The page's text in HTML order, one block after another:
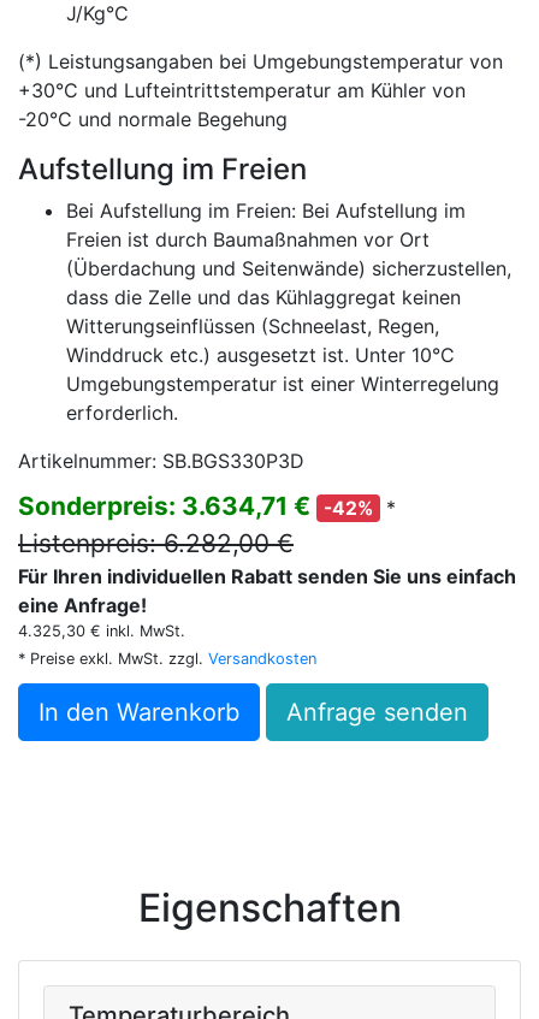
J/Kg°C
(*) Leistungsangaben bei Umgebungstemperatur von
+30°C und Lufteintrittstemperatur am Kühler von
-20°C und normale Begehung
Aufstellung im Freien
Bei Aufstellung im Freien: Bei Aufstellung im
Freien ist durch Baumaßnahmen vor Ort
(Überdachung und Seitenwände) sicherzustellen,
dass die Zelle und das Kühlaggregat keinen
Witterungseinflüssen (Schneelast, Regen,
Winddruck etc.) ausgesetzt ist. Unter 10°C
Umgebungstemperatur ist einer Winterregelung
erforderlich.
Artikelnummer: SB.BGS330P3D
Sonderpreis: 3.634,71 € -42% *
Listenpreis: 6.282,00 €
Für Ihren individuellen Rabatt senden Sie uns einfach
eine Anfrage!
4.325,30 € inkl. MwSt.
* Preise exkl. MwSt. zzgl. Versandkosten
In den Warenkorb Anfrage senden
Eigenschaften